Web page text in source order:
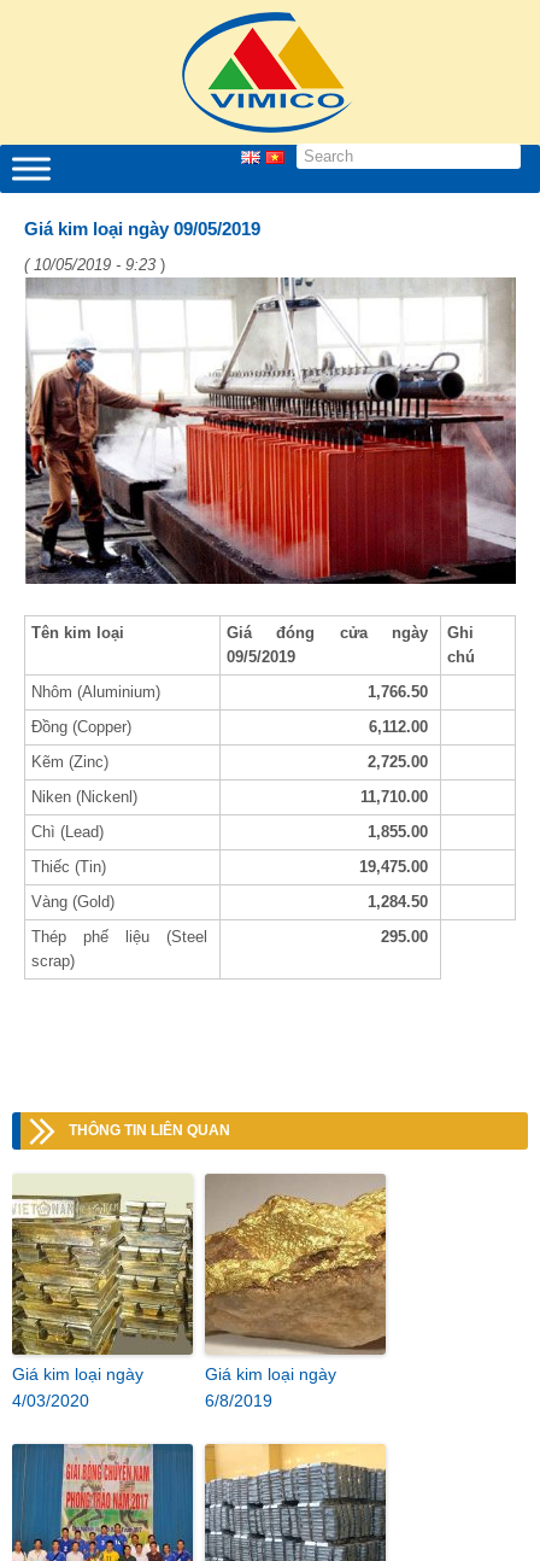
Giá kim loại ngày 09/05/2019
( 10/05/2019 - 9:23 )
Tên kim loại
Giá đóng cửa ngày
09/5/2019
Ghi
chú
Nhôm (Aluminium)
1,766.50
Đồng (Copper)
6,112.00
Kẽm (Zinc)
2,725.00
Niken (Nickenl)
11,710.00
Chì (Lead)
1,855.00
Thiếc (Tin)
19,475.00
Vàng (Gold)
1,284.50
Thép phế liệu (Steel
scrap)
295.00
THÔNG TIN LIÊN QUAN
Giá kim loại ngày
4/03/2020
Giá kim loại ngày
6/8/2019